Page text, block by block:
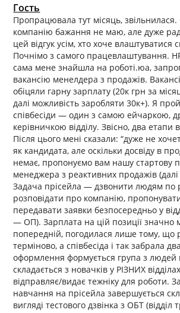
Гость
Пропрацювала тут місяць,
компанію бажання не маю, але дуже
цей відгук усім, хто хоче
Почнімо з самого працевлаштування.
сама мене знайшла на роботі.юа,
вакансію менелдера з продажів.
обіцяли гарну зарплату (20к грн за
далі можливість заробляти 30к+). Я
співбесіди — один з самою ейчаркою,
керівничкою відділу. Звісно, два етапи
Після цього мені сказали: “дуже не
як кандидата, але оскільки досвіду в
немає, пропонуємо вам нашу стартову
менеджера з реактивних продажів
Задача прісейла — дзвонити людям по
розповідати про компанію,
передавати заявки безпосередньо у
— ОП). Зарплата на цій позиції значно
попередній, погодилася лише тому, що
терміново, а співбесіда і так забрала
оформлення формується група з людей
складається з новачків у РІЗНИХ
відправляє/видає тежніку для роботи.
навчання на прісейла завершується
вигляді тестового дзвінка з ОБТ (відділ